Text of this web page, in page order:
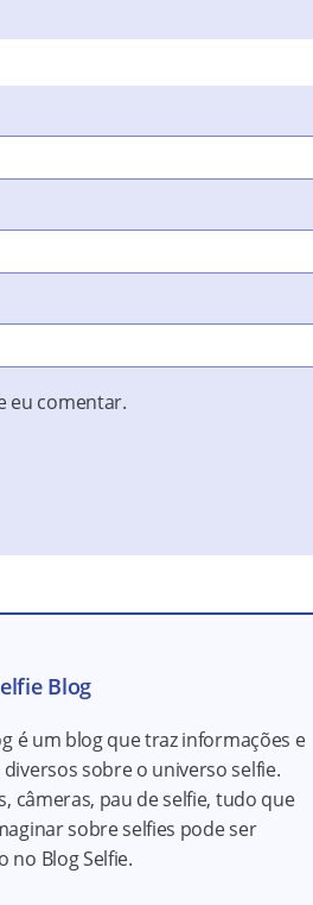
eu comentar.
Blog
é um blog que traz informações e
sobre o universo selfie.
câmeras, pau de selfie, tudo que
sobre selfies pode ser
no Blog Selfie.